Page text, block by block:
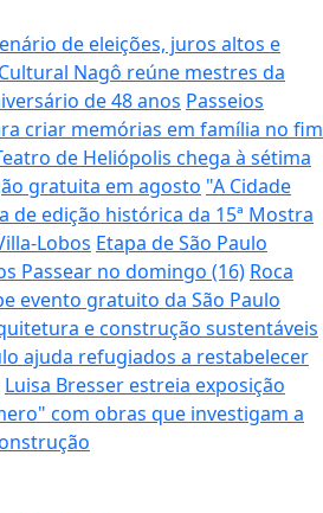
de eleições, juros altos e
Nagô reúne mestres da
de 48 anos Passeios
criar memórias em família no fim
de Heliópolis chega à sétima
gratuita em agosto "A Cidade
de edição histórica da 15ª Mostra
Lobos Etapa de São Paulo
Passear no domingo (16) Roca
evento gratuito da São Paulo
e construção sustentáveis
ajuda refugiados a restabelecer
Luisa Bresser estreia exposição
com obras que investigam a